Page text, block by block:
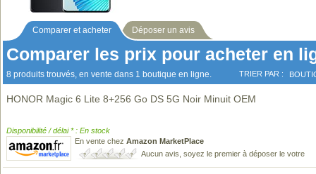
Comparer et acheter Déposer un avis
Comparer les prix pour acheter en
8 produits trouvés, en vente dans 1 boutique en ligne. TRIER PAR :
HONOR Magic 6 Lite 8+256 Go DS 5G Noir Minuit OEM
Disponibilité / délai * : En stock
En vente chez Amazon MarketPlace
Aucun avis, soyez le premier à déposer le votre